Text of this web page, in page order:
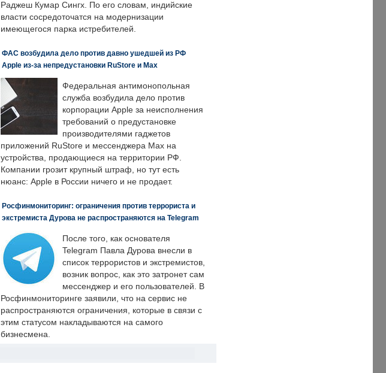
Раджеш Кумар Сингх. По его словам, индийские
власти сосредоточатся на модернизации
имеющегося парка истребителей.
ФАС возбудила дело против давно ушедшей из РФ
Apple из-за непредустановки RuStore и Max
Федеральная антимонопольная
служба возбудила дело против
корпорации Apple за неисполнения
требований о предустановке
производителями гаджетов
приложений RuStore и мессенджера Max на
устройства, продающиеся на территории РФ.
Компании грозит крупный штраф, но тут есть
нюанс: Apple в России ничего и не продает.
Росфинмониторинг: ограничения против террориста и
экстремиста Дурова не распространяются на Telegram
После того, как основателя
Telegram Павла Дурова внесли в
список террористов и экстремистов,
возник вопрос, как это затронет сам
мессенджер и его пользователей. В
Росфинмониторинге заявили, что на сервис не
распространяются ограничения, которые в связи с
этим статусом накладываются на самого
бизнесмена.